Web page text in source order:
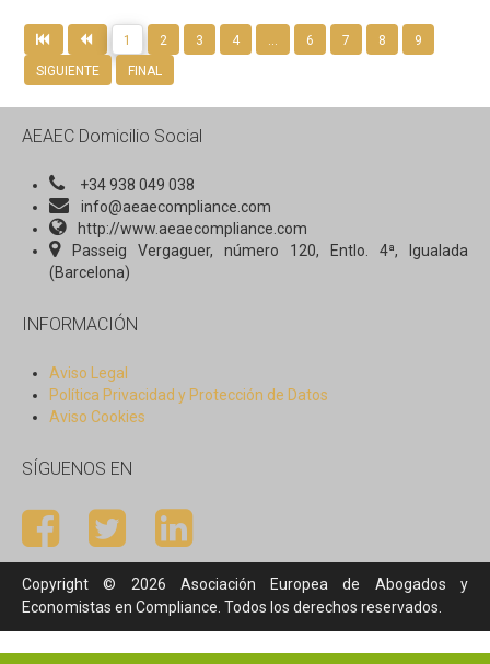
1 2 3 4 ... 6 7 8
9
SIGUIENTE
FINAL
AEAEC Domicilio Social
+34 938 049 038
info@aeaecompliance.com
http://www.aeaecompliance.com
Passeig Vergaguer, número 120, Entlo. 4ª, Igualada
(Barcelona)
INFORMACIÓN
Aviso Legal
Política Privacidad y Protección de Datos
Aviso Cookies
SÍGUENOS EN
Copyright © 2026 Asociación Europea de Abogados y
Economistas en Compliance. Todos los derechos reservados.